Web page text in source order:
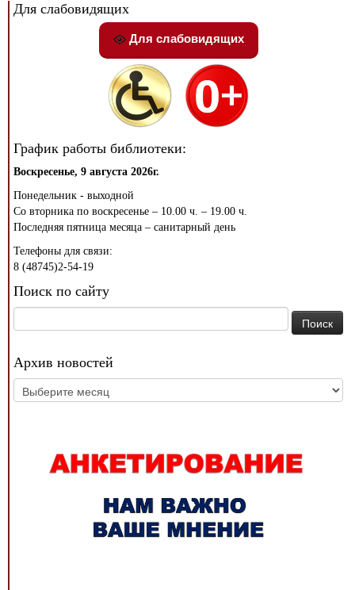
Для слабовидящих
Для слабовидящих
График работы библиотеки:
Воскресенье, 9 августа 2026г.
Понедельник - выходной
Со вторника по воскресенье – 10.00 ч. – 19.00 ч.
Последняя пятница месяца – санитарный день
Телефоны для связи:
8 (48745)2-54-19
Поиск по сайту
Архив новостей
Архив
новостей